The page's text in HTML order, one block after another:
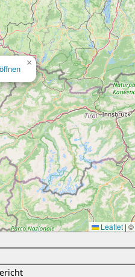
×
Leaflet | ©